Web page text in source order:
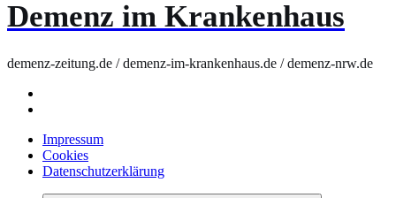
Demenz im Krankenhaus
demenz-zeitung.de / demenz-im-krankenhaus.de / demenz-nrw.de
Impressum
Cookies
Datenschutzerklärung